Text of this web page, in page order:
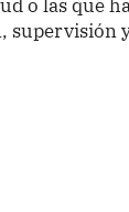
o las que
supervisión